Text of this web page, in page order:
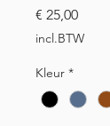
€ 25,00Prijs
incl.BTW
Kleur *